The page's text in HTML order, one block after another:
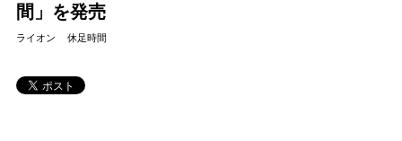
間」を発売
ライオン 休足時間